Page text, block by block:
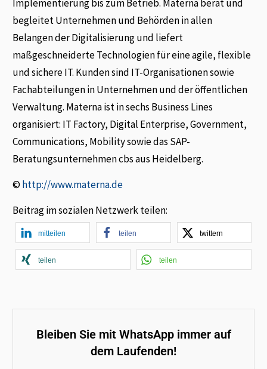
Implementierung bis zum Betrieb. Materna berät und
begleitet Unternehmen und Behörden in allen
Belangen der Digitalisierung und liefert
maßgeschneiderte Technologien für eine agile, flexible
und sichere IT. Kunden sind IT-Organisationen sowie
Fachabteilungen in Unternehmen und der öffentlichen
Verwaltung. Materna ist in sechs Business Lines
organisiert: IT Factory, Digital Enterprise, Government,
Communications, Mobility sowie das SAP-
Beratungsunternehmen cbs aus Heidelberg.
© http://www.materna.de
Beitrag im sozialen Netzwerk teilen:
mitteilen teilen twittern
teilen teilen
Bleiben Sie mit WhatsApp immer auf
dem Laufenden!